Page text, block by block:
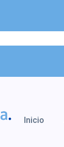
Inicio